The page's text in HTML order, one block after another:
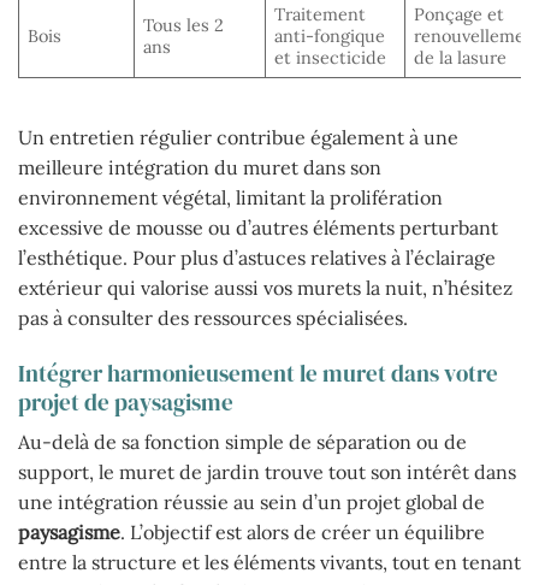
Bois
Tous les 2
ans
Traitement
anti-fongique
et insecticide
Ponçage et
de la lasure
Un entretien régulier contribue également à une
meilleure intégration du muret dans son
environnement végétal, limitant la prolifération
excessive de mousse ou d’autres éléments perturbant
l’esthétique. Pour plus d’astuces relatives à l’éclairage
extérieur qui valorise aussi vos murets la nuit, n’hésitez
pas à consulter des ressources spécialisées.
Intégrer harmonieusement le muret dans votre
projet de paysagisme
Au-delà de sa fonction simple de séparation ou de
support, le muret de jardin trouve tout son intérêt dans
une intégration réussie au sein d’un projet global de
paysagisme. L’objectif est alors de créer un équilibre
entre la structure et les éléments vivants, tout en tenant